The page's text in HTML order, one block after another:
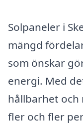
Solpaneler i
mängd
som önskar
energi. Med
hållbarhet
fler och fler